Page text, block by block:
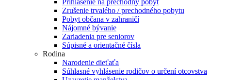
Prihlásenie na prechodný pobyt
Zrušenie trvalého / prechodného pobytu
Pobyt občana v zahraničí
Nájomné bývanie
Zariadenia pre seniorov
Súpisné a orientačné čísla
Rodina
Narodenie dieťaťa
Súhlasné vyhlásenie rodičov o určení otcovstva